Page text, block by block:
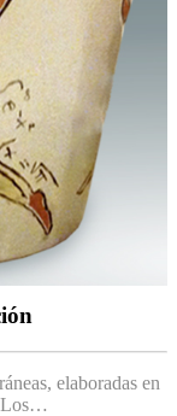
elaboradas en
Los…